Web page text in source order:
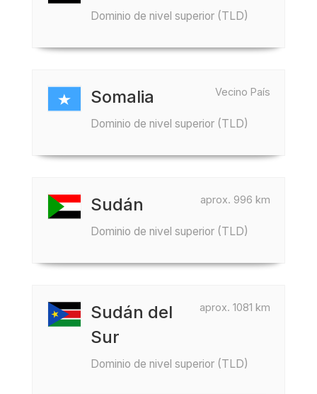
Dominio de nivel superior (TLD)
Vecino País
Somalia
Dominio de nivel superior (TLD)
aprox. 996 km
Sudán
Dominio de nivel superior (TLD)
aprox. 1081 km
Sudán del
Sur
Dominio de nivel superior (TLD)